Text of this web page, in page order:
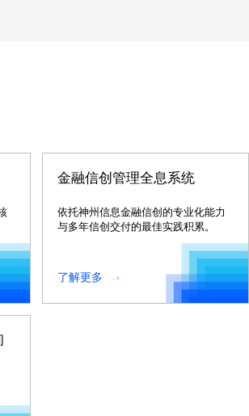
金融信创管理全息系统
依托神州信息金融信创的专业化能力
与多年信创交付的最佳实践积累。
了解更多